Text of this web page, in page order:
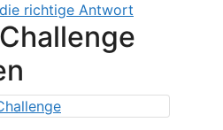
richtige Antwort